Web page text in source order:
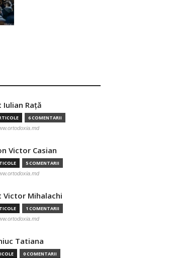
Iulian Raţă
6 COMENTARII
Victor Casian
5 COMENTARII
Victor Mihalachi
1 COMENTARII
Tatiana
0 COMENTARII